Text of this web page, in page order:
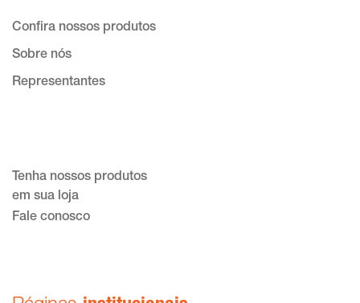
Confira nossos produtos
Sobre nós
Representantes
Tenha nossos produtos
em sua loja
Fale conosco